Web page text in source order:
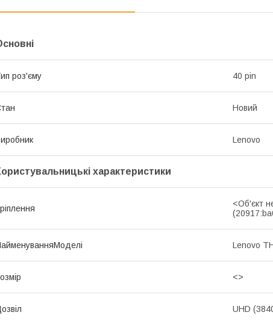
роз'єму 40 pin
Новий
Lenovo
характеристики
<Об'єкт
Lenovo
<>
UHD